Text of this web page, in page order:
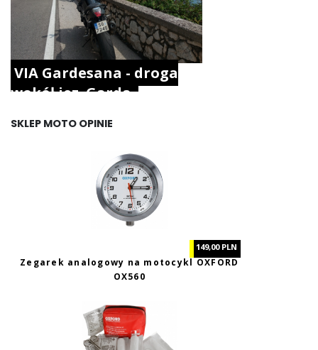
VIA Gardesana - droga
wokół jez. Garda.
SKLEP MOTO OPINIE
149,00 PLN
Zegarek analogowy na motocykl OXFORD
OX560